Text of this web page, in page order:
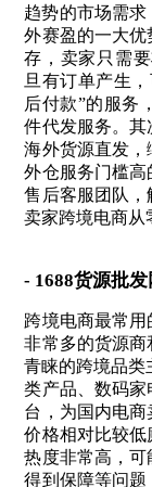
趋势的市场需
外赛盈的一大
存，卖家只需
旦有订单产生
后付款”的服务
件代发服务。其
海外货源直发
外仓服务门槛
售后客服团队
卖家跨境电商从
- 1688货源批发
跨境电商最常用
非常多的货源商
青睐的跨境品类
类产品、数码
台，为国内电商
价格相对比较低
热度非常高，
得到保障等问